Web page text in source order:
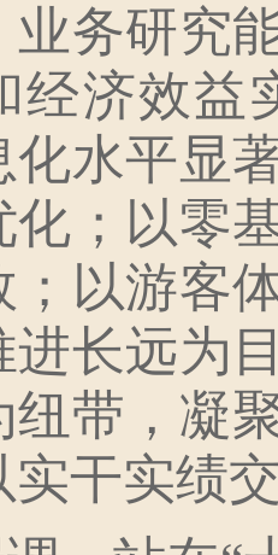
业务研究
经济效益
化水平显
化；以零
；以游客
进长远为
纽带，凝
实干实绩